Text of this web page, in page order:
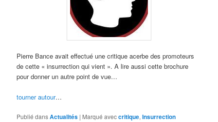
Pierre Bance avait effectué une critique acerbe des promoteurs
de cette « insurrection qui vient ». A lire aussi cette brochure
pour donner un autre point de vue…
tourner autour…
Publié dansActualités | Marqué aveccritique,Insurrection